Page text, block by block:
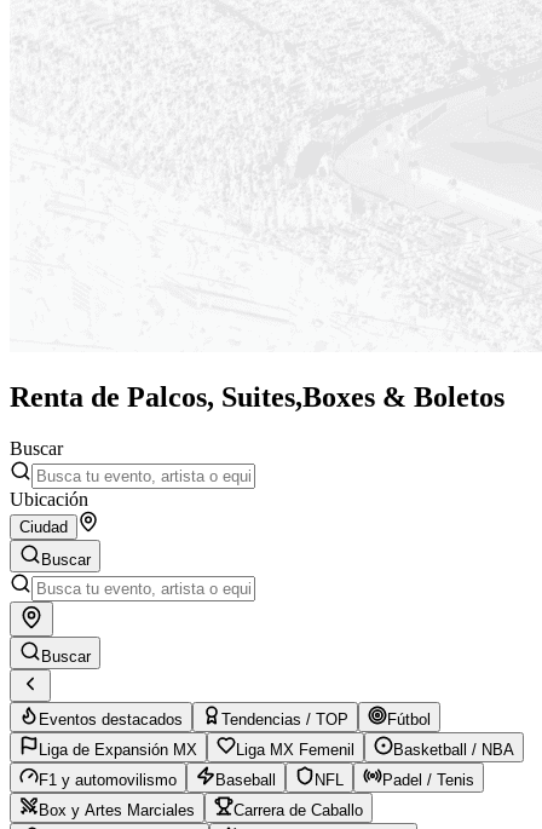
Renta de Palcos, Suites,Boxes & Boletos
Buscar
Ubicación
Ciudad
Buscar
Buscar
Eventos destacados Tendencias / TOP
Fútbol
Liga de Expansión MX
Liga MX Femenil
Basketball / NBA
F1 y automovilismo
Baseball NFL
Padel / Tenis
Box y Artes Marciales
Carrera de Caballo